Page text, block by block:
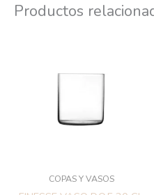
Productos
COPAS Y VASOS